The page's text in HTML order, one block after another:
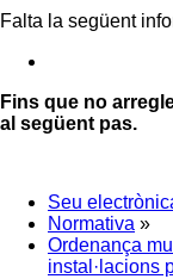
Falta la següent
Fins que no
al següent pas.
Seu
Normativa »
Ordenança
instal·lacions